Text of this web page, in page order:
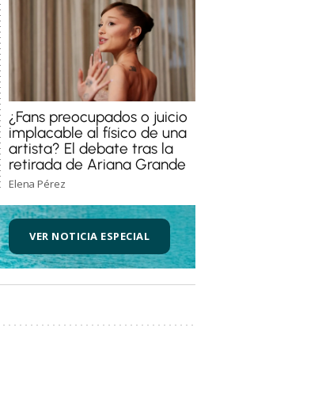
¿Fans preocupados o juicio
implacable al físico de una
artista? El debate tras la
retirada de Ariana Grande
Elena Pérez
VER NOTICIA ESPECIAL